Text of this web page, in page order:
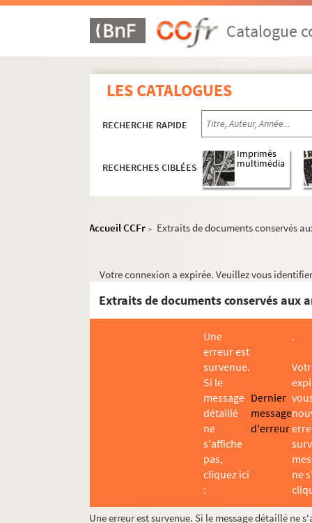
Catalogue
LES CATALOGUES
RECHERCHE RAPIDE
RECHERCHES CIBLÉES
Imprimés
multimédia
Accueil CCFr > Extraits de documents conservés
Votre connexion a expirée. Veuillez vous
Extraits de documents conservés aux
Une
erreur est
survenue.
Si le
message
détaillé
ne
s'affiche
pas,
cliquez ici
:
Dernier
message
d'erreur
.
ne
Une erreur est survenue. Si le message détaillé ne